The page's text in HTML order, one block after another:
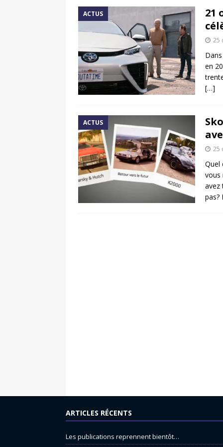
ACTUS
21
25
en
[…]
ACTUS
25
Quel
vous
avez
pas?
ARTICLES RÉCENTS
Les publications reprennent bientôt…